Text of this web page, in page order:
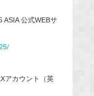
ASIA 公式WEBサ
アカウント（英